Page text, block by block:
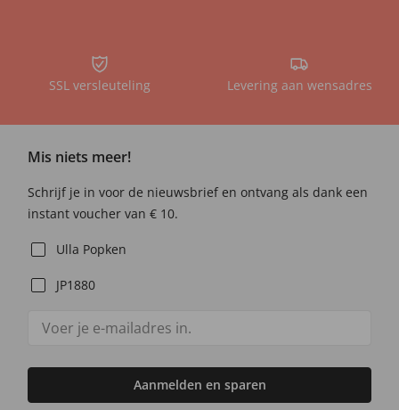
SSL versleuteling Levering aan wensadres
Mis niets meer!
Schrijf je in voor de nieuwsbrief en ontvang als dank een
instant voucher van € 10.
Ulla Popken
JP1880
Aanmelden en sparen